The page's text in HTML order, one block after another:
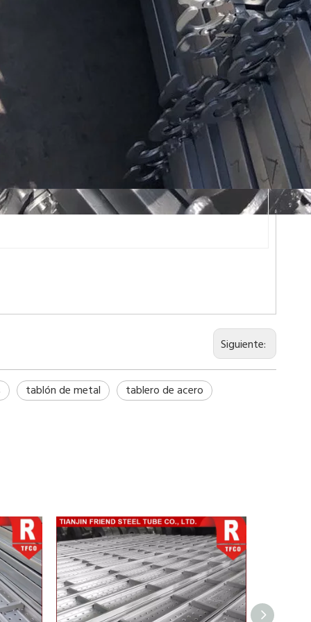
Siguiente:
tablón de metal
tablero de acero